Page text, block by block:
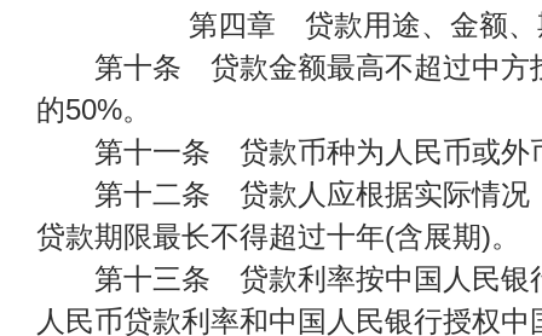
第四章 贷款用途、金额、
第十条 贷款金额最高不超过中方
的50%。
第十一条 贷款币种为人民币或外
第十二条 贷款人应根据实际情况
贷款期限最长不得超过十年(含展期)。
第十三条 贷款利率按中国人民银
人民币贷款利率和中国人民银行授权